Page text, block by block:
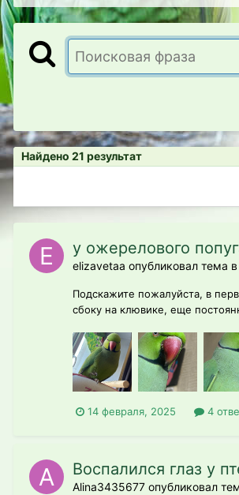
Найдено 21 результат
у ожерелового
elizavetaa опубликовал тема в
Подскажите пожалуйста, в
сбоку на клювике, еще
14 февраля, 2025 4
Воспалился глаз у
Alina3435677 опубликовал